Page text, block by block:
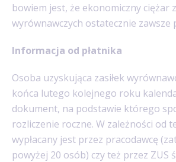
bowiem jest, że ekonomiczny ciężar
wyrównawczych ostatecznie zawsze
Informacja od płatnika
Osoba uzyskująca zasiłek
końca lutego kolejnego roku
dokument, na podstawie którego
rozliczenie roczne. W zależności od
wypłacany jest przez pracodawcę
powyżej 20 osób) czy też przez ZUS